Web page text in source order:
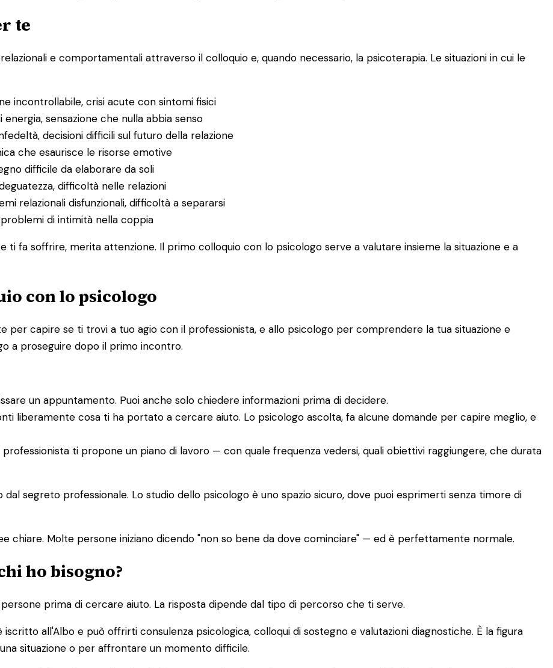
te
e comportamentali attraverso il colloquio e, quando necessario, la psicoterapia. Le situazioni in cui le
incontrollabile, crisi acute con sintomi fisici
sensazione che nulla abbia senso
decisioni difficili sul futuro della relazione
che esaurisce le risorse emotive
difficile da elaborare da soli
difficoltà nelle relazioni
relazionali disfunzionali, difficoltà a separarsi
di intimità nella coppia
fa soffrire, merita attenzione. Il primo colloquio con lo psicologo serve a valutare insieme la situazione e a
con lo psicologo
per capire se ti trovi a tuo agio con il professionista, e allo psicologo per comprendere la tua situazione e
a proseguire dopo il primo incontro.
un appuntamento. Puoi anche solo chiedere informazioni prima di decidere.
liberamente cosa ti ha portato a cercare aiuto. Lo psicologo ascolta, fa alcune domande per capire meglio, e
professionista ti propone un piano di lavoro — con quale frequenza vedersi, quali obiettivi raggiungere, che durata
segreto professionale. Lo studio dello psicologo è uno spazio sicuro, dove puoi esprimerti senza timore di
chiare. Molte persone iniziano dicendo "non so bene da dove cominciare" — ed è perfettamente normale.
ho bisogno?
prima di cercare aiuto. La risposta dipende dal tipo di percorso che ti serve.
iscritto all'Albo e può offrirti consulenza psicologica, colloqui di sostegno e valutazioni diagnostiche. È la figura
situazione o per affrontare un momento difficile.